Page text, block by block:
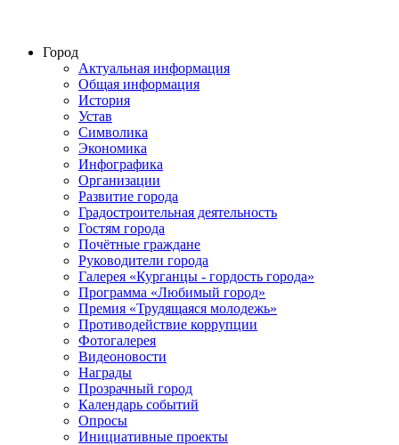
Город
Актуальная информация
Общая информация
История
Устав
Символика
Экономика
Инфографика
Организации
Развитие города
Градостроительная деятельность
Гостям города
Почётные граждане
Руководители города
Галерея «Курганцы - гордость города»
Программа «Любимый город»
Премия «Трудящаяся молодежь»
Противодействие коррупции
Фотогалерея
Видеоновости
Награды
Прозрачный город
Календарь событий
Опросы
Инициативные проекты